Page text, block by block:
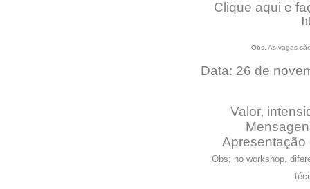
Clique aqui e
Obs. As vagas
Data: 26 de
Valor,
Apresentação
Obs; no workshop,